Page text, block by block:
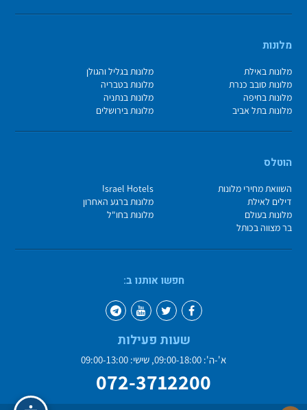
מלונות
מלונות באילת
מלונות בגליל והגולן
מלונות סובב כנרת
מלונות בטבריה
מלונות בחיפה
מלונות בנתניה
מלונות בתל אביב
מלונות בירושלים
הוטלס
השוואת מחירי מלונות
Israel Hotels
דילים לאילת
מלונות ברגע האחרון
מלונות בעולם
מלונות בחו"ל
בר מצווה בכותל
חפשו אותנו ב:
שעות פעילות
א'-ה': 09:00-18:00, שישי: 09:00-13:00
072-3712200